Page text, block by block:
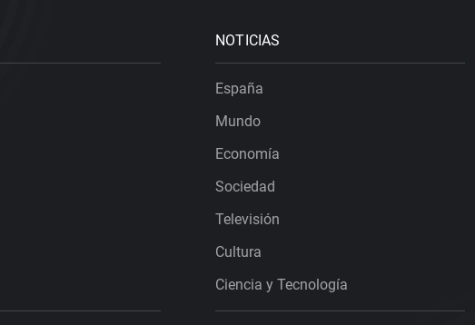
NOTICIAS
España
Mundo
Economía
Sociedad
Televisión
Cultura
Ciencia y Tecnología